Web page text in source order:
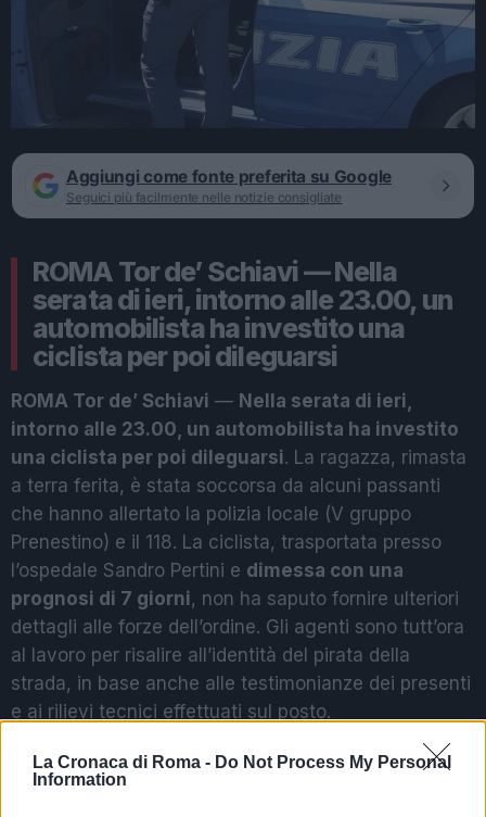
La Cronaca di Roma - Do Not Process My Personal
Information
Aggiungi come fonte preferita su Google
Seguici più facilmente nelle notizie consigliate
ROMA Tor de’ Schiavi — Nella
serata di ieri, intorno alle 23.00, un
automobilista ha investito una
ciclista per poi dileguarsi
ROMA Tor de’ Schiavi — Nella serata di ieri,
intorno alle 23.00, un automobilista ha investito
una ciclista per poi dileguarsi. La ragazza, rimasta
a terra ferita, è stata soccorsa da alcuni passanti
che hanno allertato la polizia locale (V gruppo
Prenestino) e il 118. La ciclista, trasportata presso
l’ospedale Sandro Pertini e dimessa con una
prognosi di 7 giorni, non ha saputo fornire ulteriori
dettagli alle forze dell’ordine. Gli agenti sono tutt’ora
al lavoro per risalire all’identità del pirata della
strada, in base anche alle testimonianze dei presenti
e ai rilievi tecnici effettuati sul posto.
DONNA ATTACCATA DA CINGHIALE